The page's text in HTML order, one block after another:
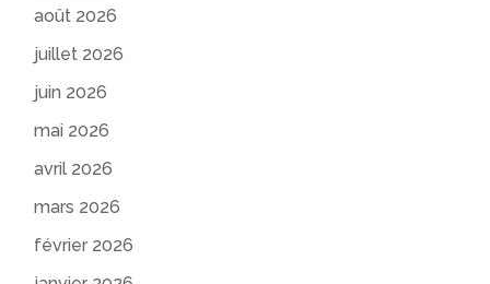
août 2026
juillet 2026
juin 2026
mai 2026
avril 2026
mars 2026
février 2026